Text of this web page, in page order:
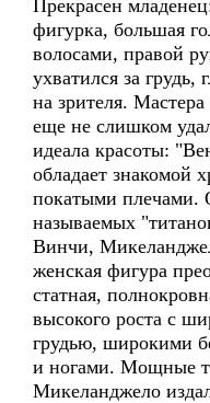
Прекрасен
фигурка, большая
волосами, правой
ухватился за грудь,
на зрителя.
еще не слишком
идеала красоты:
обладает знакомой
покатыми плечами.
называемых
Винчи,
женская фигура
статная,
высокого роста с
грудью, широкими
и ногами. Мощные
Микеланджело